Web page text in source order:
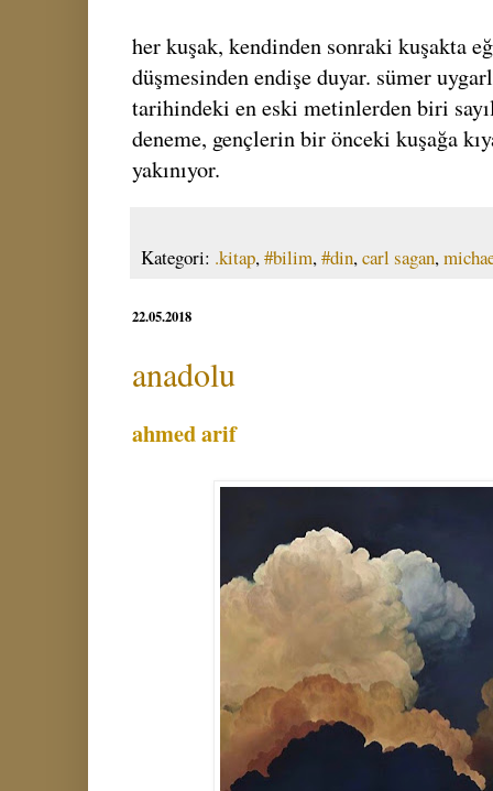
her kuşak, kendinden sonraki kuşakta
düşmesinden endişe duyar. sümer
tarihindeki en eski metinlerden biri
deneme, gençlerin bir önceki kuşağa
yakınıyor.
Kategori: .kitap,#bilim,#din,carl sagan,
22.05.2018
anadolu
ahmed arif